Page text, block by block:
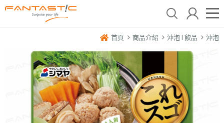
首頁 商品介紹 沖泡 l 飲品 沖泡